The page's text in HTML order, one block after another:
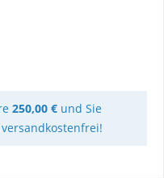
250,00 €und Sie